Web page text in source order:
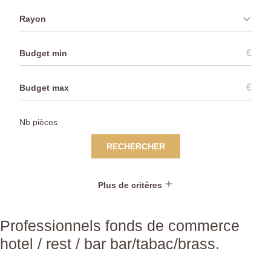
Rayon
€
€
RECHERCHER
Plus de critères
Professionnels fonds de commerce
hotel / rest / bar bar/tabac/brass.